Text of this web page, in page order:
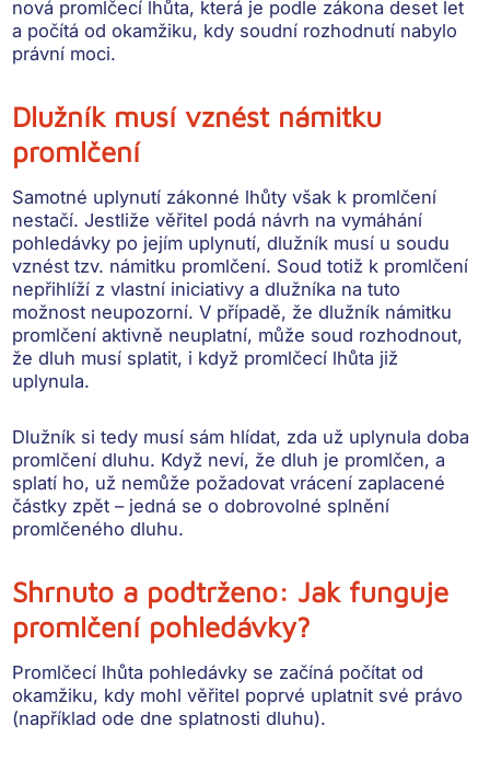
nová promlčecí lhůta, která je podle zákona deset let
a počítá od okamžiku, kdy soudní rozhodnutí nabylo
právní moci.
Dlužník musí vznést námitku
promlčení
Samotné uplynutí zákonné lhůty však k promlčení
nestačí. Jestliže věřitel podá návrh na vymáhání
pohledávky po jejím uplynutí,dlužník musí u soudu
vznést tzv. námitku promlčení. Soud totiž k promlčení
nepřihlíží z vlastní iniciativy a dlužníka na tuto
možnost neupozorní. V případě, že dlužník námitku
promlčení aktivně neuplatní, může soud rozhodnout,
že dluh musí splatit, i když promlčecí lhůta již
uplynula.
Dlužník si tedy musí sám hlídat, zda už uplynula doba
promlčení dluhu. Když neví, že dluh je promlčen, a
splatí ho, už nemůže požadovat vrácení zaplacené
částky zpět – jedná se o dobrovolné splnění
promlčeného dluhu.
Shrnuto a podtrženo: Jak funguje
promlčení pohledávky?
Promlčecí lhůta pohledávky se začíná počítat od
okamžiku, kdy mohl věřitel poprvé uplatnit své právo
(například ode dne splatnosti dluhu).